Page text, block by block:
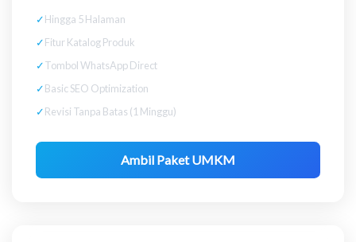
✓Hingga 5 Halaman
✓Fitur Katalog Produk
✓Tombol WhatsApp Direct
✓Basic SEO Optimization
✓Revisi Tanpa Batas (1 Minggu)
Ambil Paket UMKM